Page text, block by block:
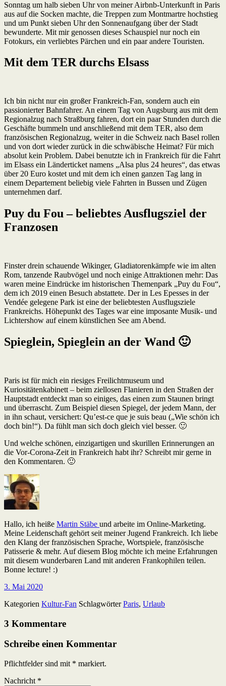
Sonntag um halb sieben Uhr von meiner Airbnb-Unterkunft in Paris
aus auf die Socken machte, die Treppen zum Montmartre hochstieg
und um Punkt sieben Uhr den Sonnenaufgang über der Stadt
bewunderte. Mit mir genossen dieses Schauspiel nur noch ein
Fotokurs, ein verliebtes Pärchen und ein paar andere Touristen.
Mit dem TER durchs Elsass
Ich bin nicht nur ein großer Frankreich-Fan, sondern auch ein
passionierter Bahnfahrer. An einem Tag von Augsburg aus mit dem
Regionalzug nach Straßburg fahren, dort ein paar Stunden durch die
Geschäfte bummeln und anschließend mit dem TER, also dem
französischen Regionalzug, weiter in die Schweiz nach Basel rollen
und von dort wieder zurück in die schwäbische Heimat? Für mich
absolut kein Problem. Dabei benutzte ich in Frankreich für die Fahrt
im Elsass ein Länderticket namens „Alsa plus 24 heures“, das etwas
über 20 Euro kostet und mit dem ich einen ganzen Tag lang in
einem Departement beliebig viele Fahrten in Bussen und Zügen
unternehmen darf.
Puy du Fou – beliebtes Ausflugsziel der
Franzosen
Finster drein schauende Wikinger, Gladiatorenkämpfe wie im alten
Rom, tanzende Raubvögel und noch einige Attraktionen mehr: Das
waren meine Eindrücke im historischen Themenpark „Puy du Fou“,
dem ich 2019 einen Besuch abstattete. Der in Les Epesses in der
Vendée gelegene Park ist eine der beliebtesten Ausflugsziele
Frankreichs. Höhepunkt des Tages war eine imposante Musik- und
Lichtershow auf einem künstlichen See am Abend.
Spieglein, Spieglein an der Wand 🙂
Paris ist für mich ein riesiges Freilichtmuseum und
Kuriositätenkabinett – beim ziellosen Flanieren in den Straßen der
Hauptstadt entdeckt man so einiges, das einen zum Staunen bringt
und überrascht. Zum Beispiel diesen Spiegel, der jedem Mann, der
in ihn schaut, versichert: Qu’est-ce que je suis beau („Wie schön ich
doch bin!“). Da fühlt man sich doch gleich viel besser. 🙂
Und welche schönen, einzigartigen und skurillen Erinnerungen an
die Vor-Corona-Zeit in Frankreich habt ihr? Schreibt mir gerne in
den Kommentaren. 🙂
Hallo, ich heiße Martin Stäbe und arbeite im Online-Marketing.
Meine Leidenschaft gehört seit meiner Jugend Frankreich. Ich liebe
den Klang der französischen Sprache, Wortspiele, französische
Patisserie & mehr. Auf diesem Blog möchte ich meine Erfahrungen
mit diesem wunderbaren Land mit anderen Frankophilen teilen.
Bonne lecture! :)
3. Mai 2020
Kategorien Kultur-Fan SchlagwörterParis, Urlaub
3 Kommentare
Schreibe einen Kommentar
Pflichtfelder sind mit * markiert.
Nachricht *